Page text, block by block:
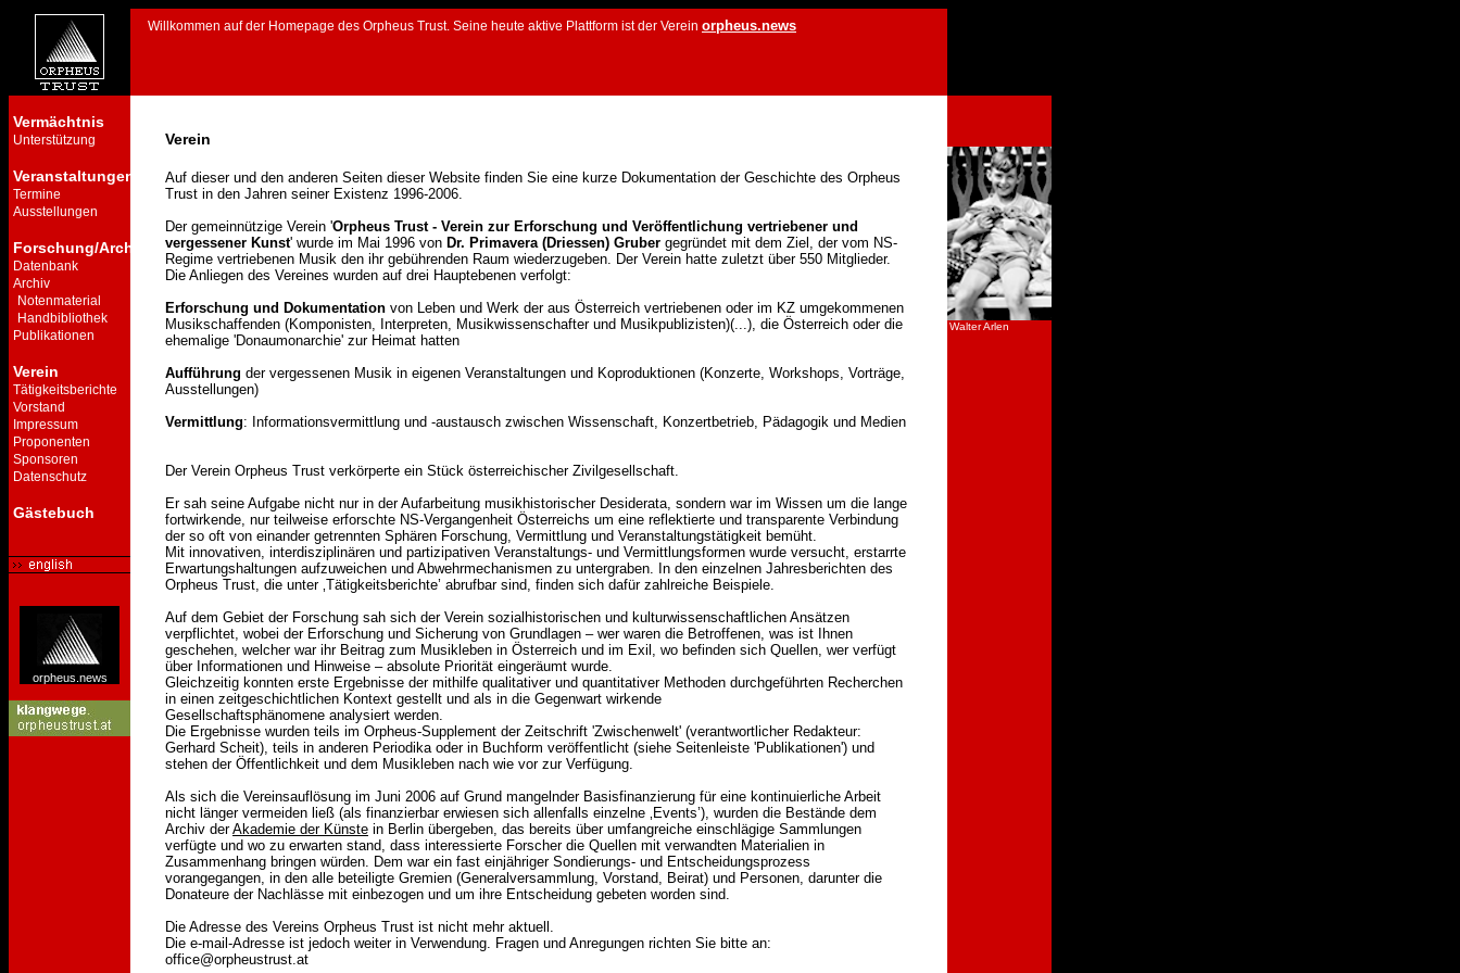
Willkommen auf der Homepage des Orpheus Trust. Seine heute aktive Plattform ist der Verein orpheus.news
Vermächtnis
Unterstützung
Veranstaltungen
Termine
Ausstellungen
Forschung/Archiv
Datenbank
Archiv
Notenmaterial
Handbibliothek
Publikationen
Verein
Tätigkeitsberichte
Vorstand
Impressum
Proponenten
Sponsoren
Datenschutz
Gästebuch
orpheus.news
Verein
Auf dieser und den anderen Seiten dieser Website finden Sie eine kurze Dokumentation der Geschichte des Orpheus
Trust in den Jahren seiner Existenz 1996-2006.
Der gemeinnützige Verein 'Orpheus Trust - Verein zur Erforschung und Veröffentlichung vertriebener und
vergessener Kunst' wurde im Mai 1996 von Dr. Primavera (Driessen) Gruber gegründet mit dem Ziel, der vom NS-
Regime vertriebenen Musik den ihr gebührenden Raum wiederzugeben. Der Verein hatte zuletzt über 550 Mitglieder.
Die Anliegen des Vereines wurden auf drei Hauptebenen verfolgt:
Erforschung und Dokumentation von Leben und Werk der aus Österreich vertriebenen oder im KZ umgekommenen
Musikschaffenden (Komponisten, Interpreten, Musikwissenschafter und Musikpublizisten)(...), die Österreich oder die
ehemalige 'Donaumonarchie' zur Heimat hatten
Aufführung der vergessenen Musik in eigenen Veranstaltungen und Koproduktionen (Konzerte, Workshops, Vorträge,
Ausstellungen)
Vermittlung: Informationsvermittlung und -austausch zwischen Wissenschaft, Konzertbetrieb, Pädagogik und Medien
Der Verein Orpheus Trust verkörperte ein Stück österreichischer Zivilgesellschaft.
Er sah seine Aufgabe nicht nur in der Aufarbeitung musikhistorischer Desiderata, sondern war im Wissen um die lange
fortwirkende, nur teilweise erforschte NS-Vergangenheit Österreichs um eine reflektierte und transparente Verbindung
der so oft von einander getrennten Sphären Forschung, Vermittlung und Veranstaltungstätigkeit bemüht.
Mit innovativen, interdisziplinären und partizipativen Veranstaltungs- und Vermittlungsformen wurde versucht, erstarrte
Erwartungshaltungen aufzuweichen und Abwehrmechanismen zu untergraben. In den einzelnen Jahresberichten des
Orpheus Trust, die unter ‚Tätigkeitsberichte’ abrufbar sind, finden sich dafür zahlreiche Beispiele.
Auf dem Gebiet der Forschung sah sich der Verein sozialhistorischen und kulturwissenschaftlichen Ansätzen
verpflichtet, wobei der Erforschung und Sicherung von Grundlagen – wer waren die Betroffenen, was ist Ihnen
geschehen, welcher war ihr Beitrag zum Musikleben in Österreich und im Exil, wo befinden sich Quellen, wer verfügt
über Informationen und Hinweise – absolute Priorität eingeräumt wurde.
Gleichzeitig konnten erste Ergebnisse der mithilfe qualitativer und quantitativer Methoden durchgeführten Recherchen
in einen zeitgeschichtlichen Kontext gestellt und als in die Gegenwart wirkende
Gesellschaftsphänomene analysiert werden.
Die Ergebnisse wurden teils im Orpheus-Supplement der Zeitschrift 'Zwischenwelt' (verantwortlicher Redakteur:
Gerhard Scheit), teils in anderen Periodika oder in Buchform veröffentlicht (siehe Seitenleiste 'Publikationen') und
stehen der Öffentlichkeit und dem Musikleben nach wie vor zur Verfügung.
Als sich die Vereinsauflösung im Juni 2006 auf Grund mangelnder Basisfinanzierung für eine kontinuierliche Arbeit
nicht länger vermeiden ließ (als finanzierbar erwiesen sich allenfalls einzelne ‚Events’), wurden die Bestände dem
Archiv derAkademie der Künste in Berlin übergeben, das bereits über umfangreiche einschlägige Sammlungen
verfügte und wo zu erwarten stand, dass interessierte Forscher die Quellen mit verwandten Materialien in
Zusammenhang bringen würden. Dem war ein fast einjähriger Sondierungs- und Entscheidungsprozess
vorangegangen, in den alle beteiligte Gremien (Generalversammlung, Vorstand, Beirat) und Personen, darunter die
Donateure der Nachlässe mit einbezogen und um ihre Entscheidung gebeten worden sind.
Die Adresse des Vereins Orpheus Trust ist nicht mehr aktuell.
Die e-mail-Adresse ist jedoch weiter in Verwendung. Fragen und Anregungen richten Sie bitte an:
office@orpheustrust.at
Walter Arlen